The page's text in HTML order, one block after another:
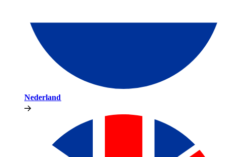
Nederland​​